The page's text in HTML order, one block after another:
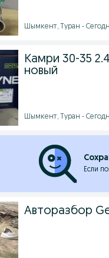
Шымкент, Туран -
Камри 30-35
новый
Шымкент, Туран -
Если
Авторазбор